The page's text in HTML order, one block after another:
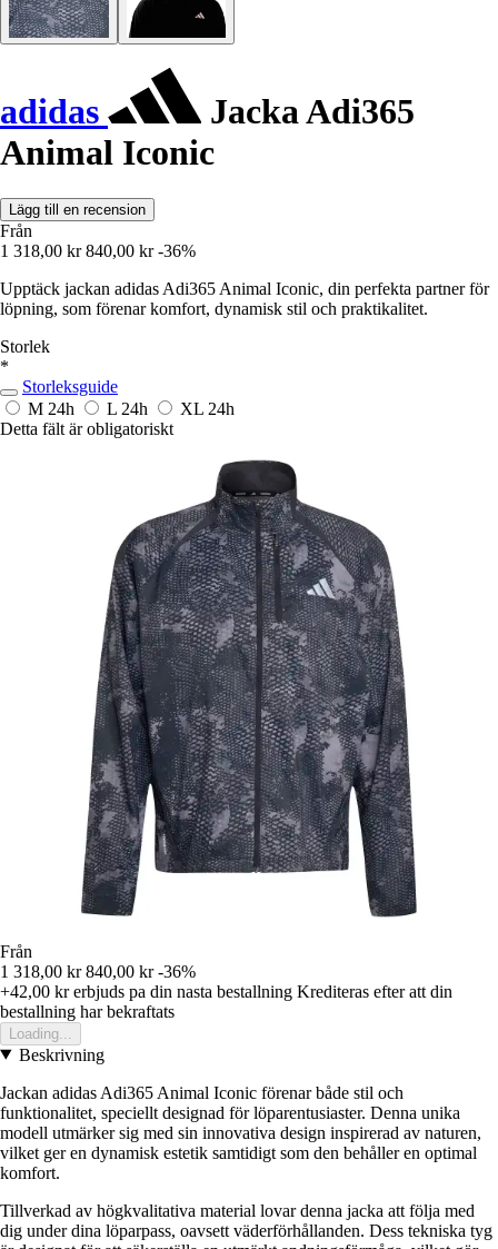
adidas
Jacka Adi365
Animal Iconic
Lägg till en recension
Från
1 318,00 kr 840,00 kr -36%
Upptäck jackan adidas Adi365 Animal Iconic, din perfekta partner för
löpning, som förenar komfort, dynamisk stil och praktikalitet.
Storlek
*
Storleksguide
M 24h L 24h XL 24h
Detta fält är obligatoriskt
Från
1 318,00 kr 840,00 kr -36%
+42,00 krerbjuds pa din nasta bestallning Krediteras efter att din
bestallning har bekraftats
Loading...
Beskrivning
Jackan adidas Adi365 Animal Iconic förenar både stil och
funktionalitet, speciellt designad för löparentusiaster. Denna unika
modell utmärker sig med sin innovativa design inspirerad av naturen,
vilket ger en dynamisk estetik samtidigt som den behåller en optimal
komfort.
Tillverkad av högkvalitativa material lovar denna jacka att följa med
dig under dina löparpass, oavsett väderförhållanden. Dess tekniska tyg